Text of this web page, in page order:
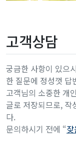
고객상담
궁금한 사항이 있으
한 질문에 정성껏 답
고객님의 소중한 개
글로 저장되므로, 작
다.
문의하시기 전에 “